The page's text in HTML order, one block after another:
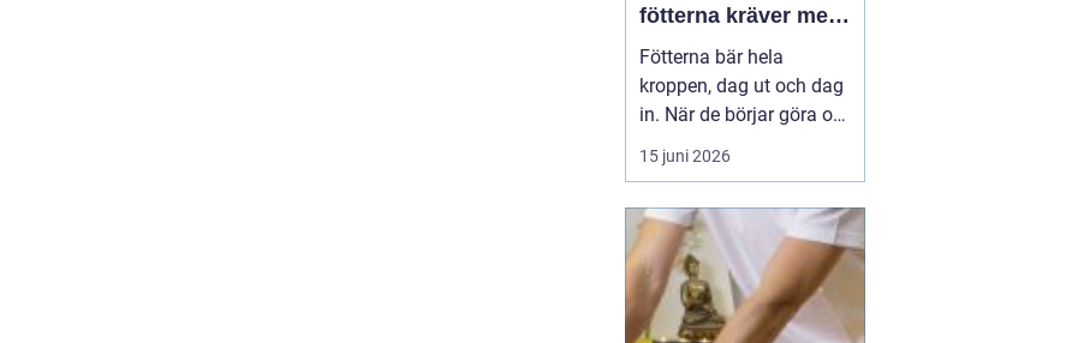
fötterna kräver mer
än vanliga sulor
Fötterna bär hela
kroppen, dag ut och dag
in. När de börjar göra ont
påverkas mer än bara
stegen sömn, träning,
lidande. Många försöker
länge med egenvård,
inlägg från sportbutiken
eller vila, men
15 juni 2026